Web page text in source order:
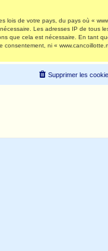
lois de votre pays, du pays où «
Les adresses IP de tous
que cela est nécessaire. En tant
ni «
Supprimer les